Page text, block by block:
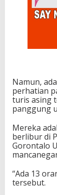
Namun,
perhatian
turis asing
panggung
Mereka
berlibur di
Gorontalo
“Ada 13
tersebut.